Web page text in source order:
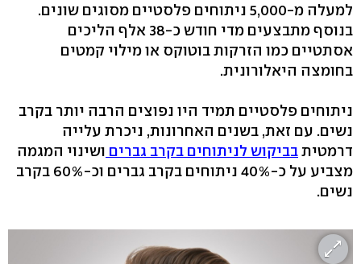
למעלה מ-5,000 ניתוחים פלסטיים מסוגים שונים.
בנוסף מתבצעים מדי חודש כ-38 אלף הליכים
אסתטיים כמו הזרקות בוטוקס או מילוי קמטים
בחומצה היאלורונית.
ניתוחים פלסטיים תמיד היו נפוצים הרבה יותר בקרב
נשים. עם זאת, בשנים האחרונות, ניכרת עלייה
דרמטיתבביקוש לניתוחים בקרב גברים ושינוי המגמה
מצביע על כ-40% ניתוחים בקרב גברים וכ-60% בקרב
נשים.